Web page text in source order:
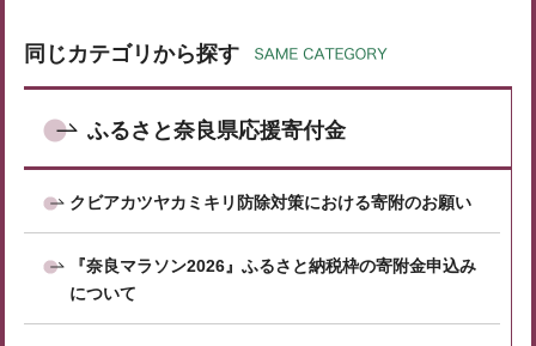
同じカテゴリから探す
ふるさと奈良県応援寄付金
クビアカツヤカミキリ防除対策における寄附のお願い
『奈良マラソン2026』ふるさと納税枠の寄附金申込み
について